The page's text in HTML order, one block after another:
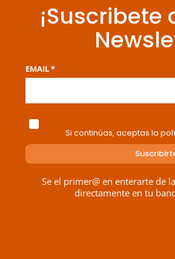
¡Suscribete
EMAIL *
Si continúas, aceptas la
Se el primer@ en enterarte de
directamente en tu